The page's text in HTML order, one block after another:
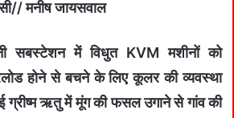
मनीष जायसवाल
सबस्टेशन में विधुत KVM मशीनों को
होने से बचने के लिए कूलर की व्यवस्था
ग्रीष्म ऋतु में मूंग की फसल उगाने से गांव की